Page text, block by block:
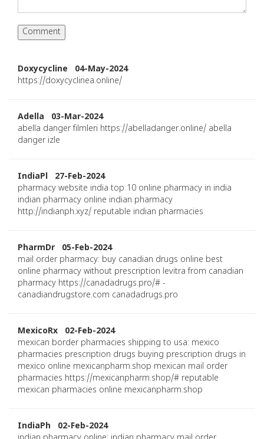
Doxycycline 04-May-2024
https://doxycyclinea.online/
Adella 03-Mar-2024
abella danger filmleri https://abelladanger.online/ abella
danger izle
IndiaPl 27-Feb-2024
pharmacy website india top 10 online pharmacy in india
indian pharmacy online indian pharmacy
http://indianph.xyz/ reputable indian pharmacies
PharmDr 05-Feb-2024
mail order pharmacy: buy canadian drugs online best
online pharmacy without prescription levitra from canadian
pharmacy https://canadadrugs.pro/# -
canadiandrugstore.com canadadrugs.pro
MexicoRx 02-Feb-2024
mexican border pharmacies shipping to usa: mexico
pharmacies prescription drugs buying prescription drugs in
mexico online mexicanpharm.shop mexican mail order
pharmacies https://mexicanpharm.shop/# reputable
mexican pharmacies online mexicanpharm.shop
IndiaPh 02-Feb-2024